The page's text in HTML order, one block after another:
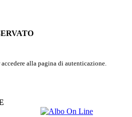
alla pagina di autenticazione.